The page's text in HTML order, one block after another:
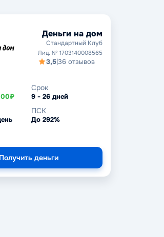
Деньги на дом
Стандартный Клуб
Лиц. № 1703140008565
3,5|36 отзывов
Срок
9 - 26 дней
ПСК
До 292%
Получить деньги